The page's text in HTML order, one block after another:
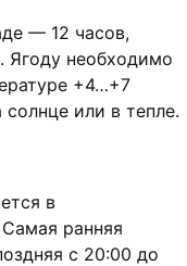
— 12 часов,
Ягоду необходимо
+4…+7
или в тепле.
в
ранняя
с 20:00 до